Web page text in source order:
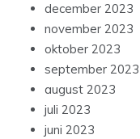
december 2023
november 2023
oktober 2023
september 2023
august 2023
juli 2023
juni 2023